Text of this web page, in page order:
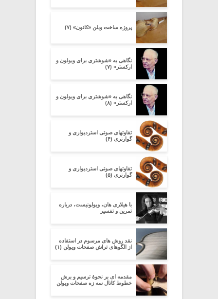
پروژه ساخت ویلن «کانون» (۷)
نگاهی به «شوشتری برای ویولون و
ارکستر» (۷)
نگاهی به «شوشتری برای ویولون و
ارکستر» (۸)
تفاوتهای صوتی استردیواری و
گوارنری (۴)
تفاوتهای صوتی استردیواری و
گوارنری (۵)
با هیلاری هان، ویولونیست، درباره
تمرین و تفسیر
نقد روش های مرسوم در استفاده
از الگوهای تراش صفحات ویولن (۱)
مقدمه ای بر نحوۀ ترسیم و برش
خطوط کانال سه زه صفحات ویولن